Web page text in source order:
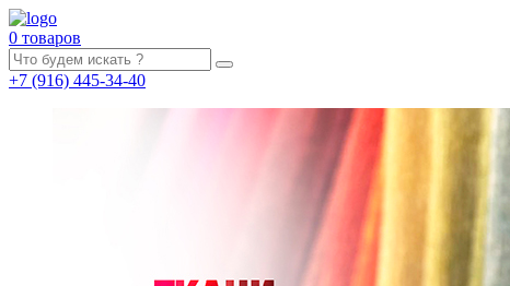
0 товаров
+7 (916) 445-34-40